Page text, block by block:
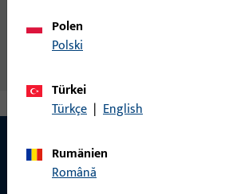
Senk-Blechschraube DIN7982/21184 4,8 x L
Polen
Polski
Türkei
Türkçe | English
Rumänien
Română